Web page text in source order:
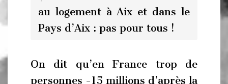
au logement à Aix et dans le
Pays d’Aix : pas pour tous !
On dit qu’en France trop de
personnes -15 millions d’après la